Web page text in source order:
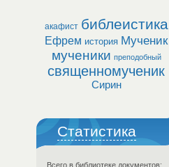
акафист библеистика
Ефрем история Мученик
мученики преподобный
священномученик
Сирин
Статистика
Всего в библиотеке документов: